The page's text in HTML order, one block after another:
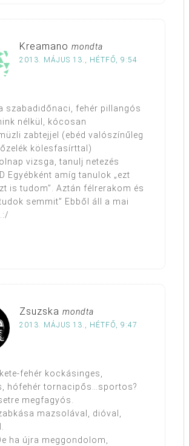
Kreamano mondta
2013. MÁJUS 13., HÉTFŐ, 9:54
szabadidőnaci, fehér pillangós
nélkül, kócosan
zabtejjel (ebéd valószínűleg
kölesfasírttal)
vizsga, tanulj netezés
Egyébként amíg tanulok „ezt
is tudom”. Aztán félrerakom és
semmit” Ebből áll a mai
Zsuzska mondta
2013. MÁJUS 13., HÉTFŐ, 9:47
fehér kockásinges,
hófehér tornacipős…sportos?
megfagyós.
mazsolával, dióval,
ha újra meggondolom,